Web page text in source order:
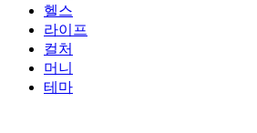
헬스
라이프
컬처
머니
테마